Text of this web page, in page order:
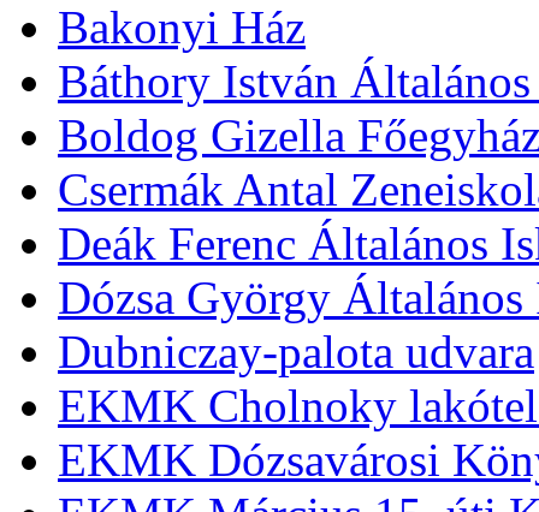
Bakonyi Ház
Báthory István
Boldog Gizella
Csermák Antal
Deák Ferenc Általános
Dózsa György Általános
Dubniczay-palota udvara
EKMK Cholnoky
EKMK Dózsavárosi